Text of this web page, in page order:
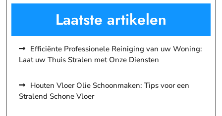
Laatste artikelen
Efficiënte Professionele Reiniging van uw Woning:
Laat uw Thuis Stralen met Onze Diensten
Houten Vloer Olie Schoonmaken: Tips voor een
Stralend Schone Vloer